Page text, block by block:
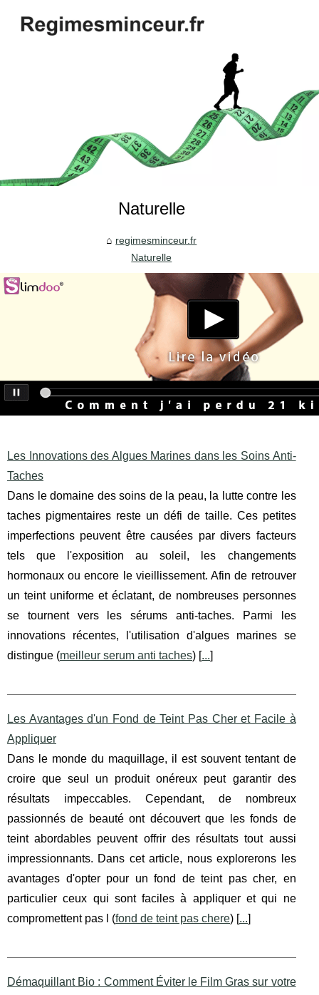
Naturelle
regimesminceur.fr
Naturelle
Les Innovations des Algues Marines dans les Soins Anti-
Taches
Dans le domaine des soins de la peau, la lutte contre les
taches pigmentaires reste un défi de taille. Ces petites
imperfections peuvent être causées par divers facteurs
tels que l'exposition au soleil, les changements
hormonaux ou encore le vieillissement. Afin de retrouver
un teint uniforme et éclatant, de nombreuses personnes
se tournent vers les sérums anti-taches. Parmi les
innovations récentes, l'utilisation d'algues marines se
distingue (meilleur serum anti taches) [...]
Les Avantages d'un Fond de Teint Pas Cher et Facile à
Appliquer
Dans le monde du maquillage, il est souvent tentant de
croire que seul un produit onéreux peut garantir des
résultats impeccables. Cependant, de nombreux
passionnés de beauté ont découvert que les fonds de
teint abordables peuvent offrir des résultats tout aussi
impressionnants. Dans cet article, nous explorerons les
avantages d'opter pour un fond de teint pas cher, en
particulier ceux qui sont faciles à appliquer et qui ne
compromettent pas l (fond de teint pas chere) [...]
Démaquillant Bio : Comment Éviter le Film Gras sur votre